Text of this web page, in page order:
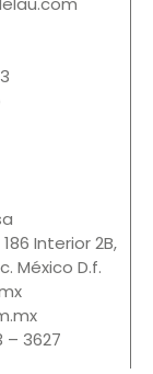
Interior 2B,
México D.f.
– 3627